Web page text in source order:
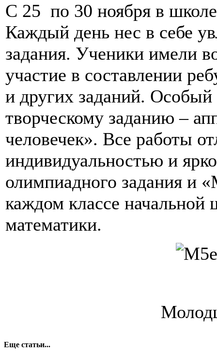
С 25 по 30 ноября в
Каждый день нес в себе
задания. Ученики имели
участие в составлении
и других заданий. Особый
творческому заданию –
человечек». Все работы
индивидуальностью и
олимпиадного задания и
каждом классе
математики.
Еще статьи...